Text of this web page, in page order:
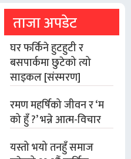
ताजा अपडेट
घर फर्किने हुटहुटी र
बसपार्कमा छुटेको त्यो
साइकल [संस्मरण]
रमण महर्षिको जीवन र ‘म
को हुँ ?’ भन्ने आत्म-विचार
यस्तो भयो तनहुँ समाज